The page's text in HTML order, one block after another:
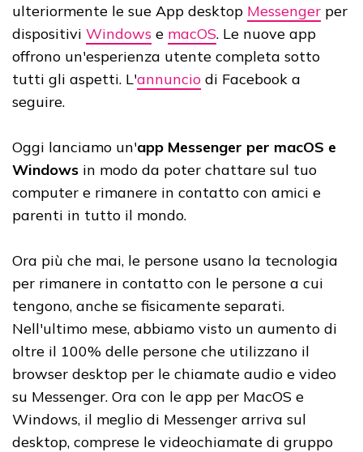
ulteriormente le sue App desktop Messenger per
dispositivi Windows e macOS. Le nuove app
offrono un'esperienza utente completa sotto
tutti gli aspetti. L'annuncio di Facebook a
seguire.
Oggi lanciamo un'app Messenger per macOS e
Windows in modo da poter chattare sul tuo
computer e rimanere in contatto con amici e
parenti in tutto il mondo.
Ora più che mai, le persone usano la tecnologia
per rimanere in contatto con le persone a cui
tengono, anche se fisicamente separati.
Nell'ultimo mese, abbiamo visto un aumento di
oltre il 100% delle persone che utilizzano il
browser desktop per le chiamate audio e video
su Messenger. Ora con le app per MacOS e
Windows, il meglio di Messenger arriva sul
desktop, comprese le videochiamate di gruppo